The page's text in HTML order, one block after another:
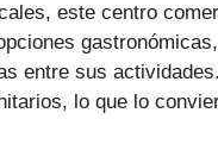
este centro
entre sus
lo que lo